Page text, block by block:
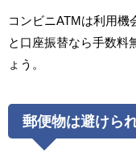
コンビニATMは利用機
と口座振替なら手数料
ょう。
郵便物は避けら